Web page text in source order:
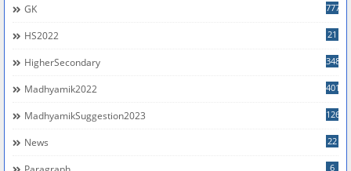
GK 777
HS2022 21
HigherSecondary 348
Madhyamik2022 401
MadhyamikSuggestion2023 126
News 22
6